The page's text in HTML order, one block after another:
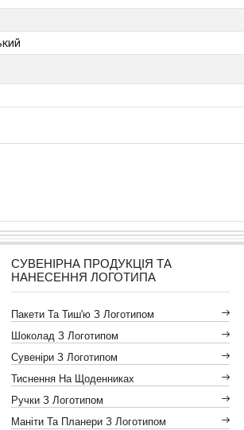
СУВЕНІРНА ПРОДУКЦІЯ ТА
НАНЕСЕННЯ ЛОГОТИПА
Пакети Та Тиш'ю З Логотипом
Шоколад З Логотипом
Сувеніри З Логотипом
Тиснення На Щоденниках
Ручки З Логотипом
Маніти Та Планери З Логотипом